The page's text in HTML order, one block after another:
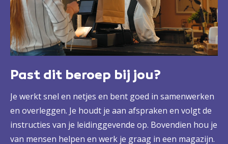
Past dit beroep bij jou?
Je werkt snel en netjes en bent goed in samenwerken
en overleggen. Je houdt je aan afspraken en volgt de
instructies van je leidinggevende op. Bovendien hou je
van mensen helpen en werk je graag in een magazijn.